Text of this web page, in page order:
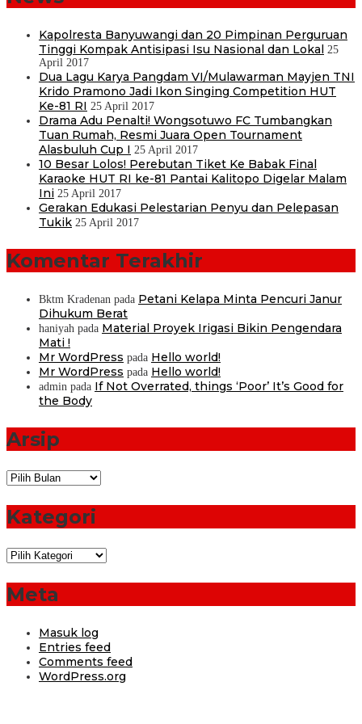
Kapolresta Banyuwangi dan 20 Pimpinan Perguruan
Tinggi Kompak Antisipasi Isu Nasional dan Lokal 25
April 2017
Dua Lagu Karya Pangdam VI/Mulawarman Mayjen TNI
Krido Pramono Jadi Ikon Singing Competition HUT
Ke-81 RI 25 April 2017
Drama Adu Penalti! Wongsotuwo FC Tumbangkan
Tuan Rumah, Resmi Juara Open Tournament
Alasbuluh Cup I 25 April 2017
10 Besar Lolos! Perebutan Tiket Ke Babak Final
Karaoke HUT RI ke-81 Pantai Kalitopo Digelar Malam
Ini 25 April 2017
Gerakan Edukasi Pelestarian Penyu dan Pelepasan
Tukik 25 April 2017
Komentar Terakhir
Bktm Kradenan pada Petani Kelapa Minta Pencuri Janur
Dihukum Berat
haniyah pada Material Proyek Irigasi Bikin Pengendara
Mati !
Mr WordPress pada Hello world!
Mr WordPress pada Hello world!
admin pada If Not Overrated, things ‘Poor’ It’s Good for
the Body
Arsip
Arsip
Kategori
Kategori
Meta
Masuk log
Entries feed
Comments feed
WordPress.org